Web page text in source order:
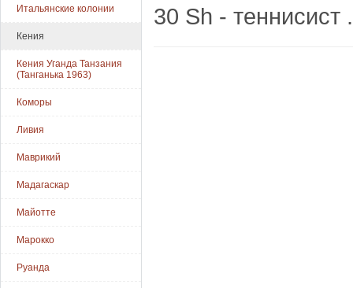
Итальянские колонии
Кения
Кения Уганда Танзания
(Танганька 1963)
Коморы
Ливия
Маврикий
Мадагаскар
Майотте
Марокко
Руанда
30 Sh - теннисист